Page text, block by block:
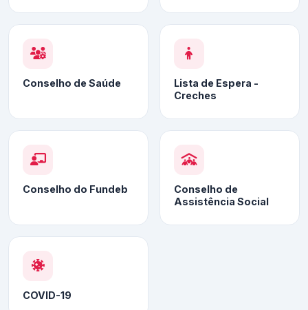
Conselho de Saúde
Lista de Espera -
Creches
Conselho do Fundeb
Conselho de
Assistência Social
COVID-19